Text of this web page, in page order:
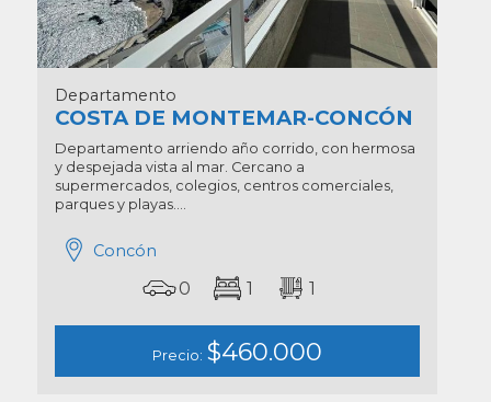
Departamento
COSTA DE MONTEMAR-CONCÓN
Departamento arriendo año corrido, con hermosa
y despejada vista al mar. Cercano a
supermercados, colegios, centros comerciales,
parques y playas....
Concón
0 1 1
Precio: $460.000